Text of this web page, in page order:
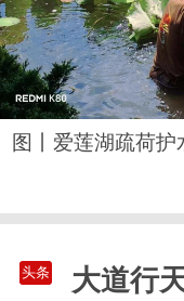
图丨爱莲湖疏荷护
头条
大道行